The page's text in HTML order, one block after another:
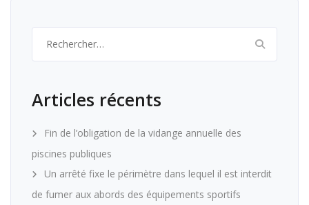
Articles récents
Fin de l’obligation de la vidange annuelle des
piscines publiques
Un arrêté fixe le périmètre dans lequel il est interdit
de fumer aux abords des équipements sportifs